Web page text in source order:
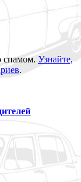
спамом. Узнайте,
.